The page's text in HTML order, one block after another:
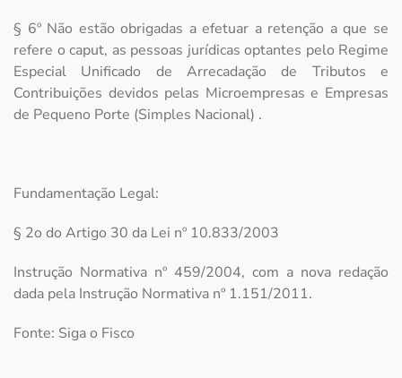
§ 6º Não estão obrigadas a efetuar a retenção a que se
refere o caput, as pessoas jurídicas optantes pelo Regime
Especial Unificado de Arrecadação de Tributos e
Contribuições devidos pelas Microempresas e Empresas
de Pequeno Porte (Simples Nacional) .
Fundamentação Legal:
§ 2o do Artigo 30 da Lei nº 10.833/2003
Instrução Normativa nº 459/2004, com a nova redação
dada pela Instrução Normativa nº 1.151/2011.
Fonte: Siga o Fisco